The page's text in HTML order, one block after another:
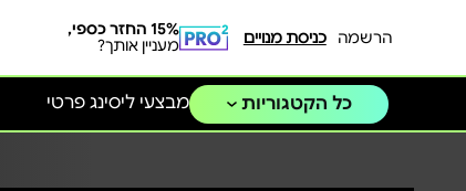
הרשמה כניסת מנויים
15% החזר כספי,
מעניין אותך?
כל הקטגוריות מבצעי ליסינג פרטי